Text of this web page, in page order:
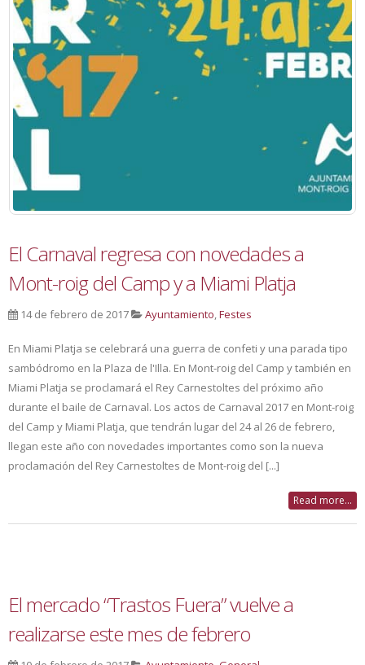
El Carnaval regresa con novedades a
Mont-roig del Camp y a Miami Platja
14 de febrero de 2017 Ayuntamiento,Festes
En Miami Platja se celebrará una guerra de confeti y una parada tipo
sambódromo en la Plaza de l'Illa. En Mont-roig del Camp y también en
Miami Platja se proclamará el Rey Carnestoltes del próximo año
durante el baile de Carnaval. Los actos de Carnaval 2017 en Mont-roig
del Camp y Miami Platja, que tendrán lugar del 24 al 26 de febrero,
llegan este año con novedades importantes como son la nueva
proclamación del Rey Carnestoltes de Mont-roig del [...]
Read more...
El mercado “Trastos Fuera” vuelve a
realizarse este mes de febrero